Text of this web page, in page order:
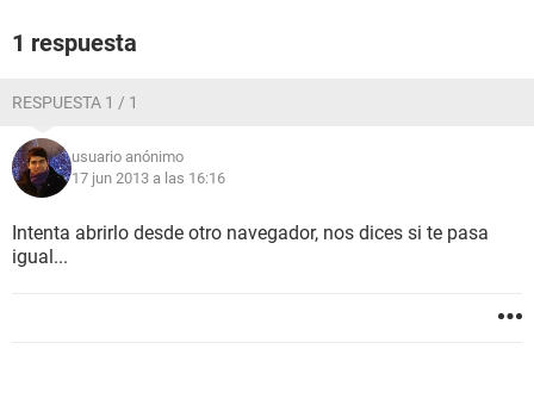
1 respuesta
RESPUESTA 1 / 1
usuario anónimo
17 jun 2013 a las 16:16
Intenta abrirlo desde otro navegador, nos dices si te pasa
igual...